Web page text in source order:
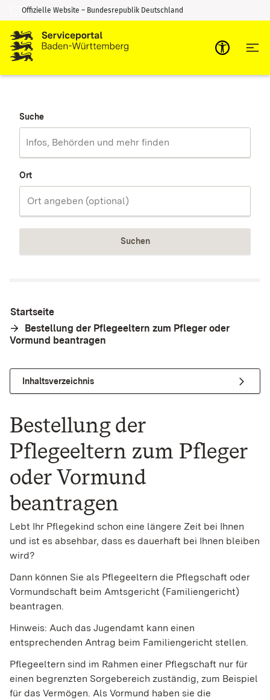
Zum Inhalt springen
Zur Suche springen
Offizielle Website – Bundesrepublik Deutschland
Suche
Ort
Suchen
Startseite
Bestellung der Pflegeeltern zum Pfleger oder
Vormund beantragen
Inhaltsverzeichnis
Bestellung der
Pflegeeltern zum Pfleger
oder Vormund
beantragen
Lebt Ihr Pflegekind schon eine längere Zeit bei Ihnen
und ist es absehbar, dass es dauerhaft bei Ihnen bleiben
wird?
Dann können Sie als Pflegeeltern die Pflegschaft oder
Vormundschaft beim Amtsgericht (Familiengericht)
beantragen.
Hinweis: Auch das Jugendamt kann einen
entsprechenden Antrag beim Familiengericht stellen.
Pflegeeltern sind im Rahmen einer Pflegschaft nur für
einen begrenzten Sorgebereich zuständig, zum Beispiel
für das Vermögen. Als Vormund haben sie die